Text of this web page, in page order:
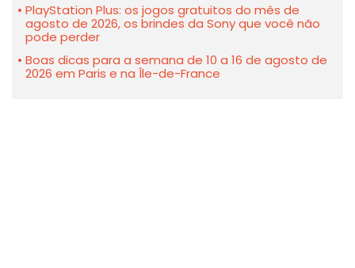
PlayStation Plus: os jogos gratuitos do mês de
agosto de 2026, os brindes da Sony que você não
pode perder
Boas dicas para a semana de 10 a 16 de agosto de
2026 em Paris e na Île-de-France